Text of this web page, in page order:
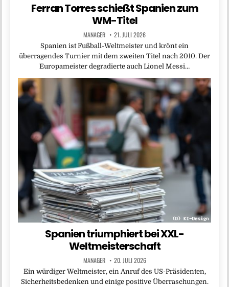
Ferran Torres schießt Spanien zum
WM-Titel
MANAGER 21. JULI 2026
Spanien ist Fußball-Weltmeister und krönt ein
überragendes Turnier mit dem zweiten Titel nach 2010. Der
Europameister degradierte auch Lionel Messi…
Spanien triumphiert bei XXL-
Weltmeisterschaft
MANAGER 20. JULI 2026
Ein würdiger Weltmeister, ein Anruf des US-Präsidenten,
Sicherheitsbedenken und einige positive Überraschungen.